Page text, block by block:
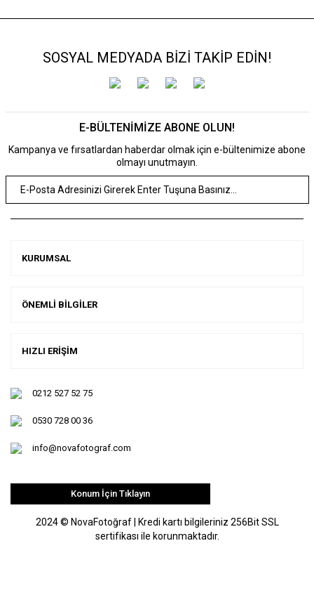
SOSYAL MEDYADA BİZİ TAKİP EDİN!
E-BÜLTENİMİZE ABONE OLUN!
Kampanya ve fırsatlardan haberdar olmak için e-bültenimize abone
olmayı unutmayın.
KURUMSAL
ÖNEMLİ BİLGİLER
HIZLI ERİŞİM
0212 527 52 75
0530 728 00 36
info@novafotograf.com
Konum İçin Tıklayın
2024 © NovaFotoğraf | Kredi kartı bilgileriniz 256Bit SSL
sertifikası ile korunmaktadır.